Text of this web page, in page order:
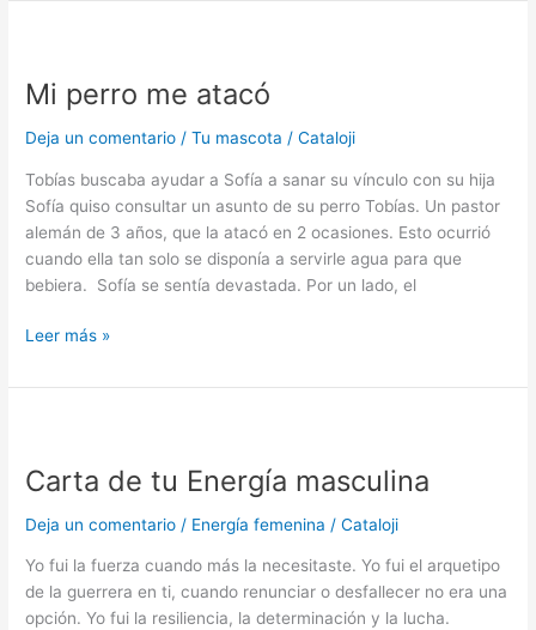
Mi perro me atacó
Deja un comentario /Tu mascota /Cataloji
Tobías buscaba ayudar a Sofía a sanar su vínculo con su hija
Sofía quiso consultar un asunto de su perro Tobías. Un pastor
alemán de 3 años, que la atacó en 2 ocasiones. Esto ocurrió
cuando ella tan solo se disponía a servirle agua para que
bebiera. Sofía se sentía devastada. Por un lado, el
me
Leer más »
Carta de tu Energía masculina
Deja un comentario / Energía femenina /Cataloji
Yo fui la fuerza cuando más la necesitaste. Yo fui el arquetipo
de la guerrera en ti, cuando renunciar o desfallecer no era una
opción. Yo fui la resiliencia, la determinación y la lucha.
tu
masculina